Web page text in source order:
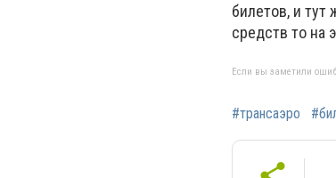
билетов, и тут
средств то на
Если вы заметили
#трансаэро